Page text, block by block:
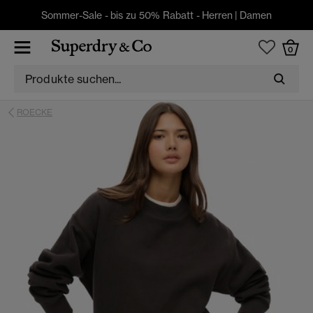
Sommer-Sale - bis zu 50% Rabatt - Herren | Damen
0
ROECKE